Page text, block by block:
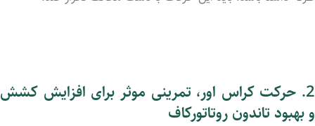
2. حرکت کراس اور، تمرینی موثر برای افزایش کشش
و بهبود تاندون روتاتورکاف